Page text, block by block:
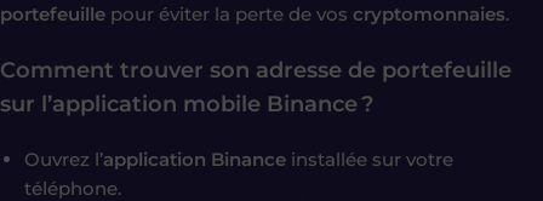
portefeuille pour éviter la perte de vos cryptomonnaies.
Comment trouver son adresse de portefeuille
sur l’application mobile Binance ?
Ouvrez l’application Binance installée sur votre
téléphone.